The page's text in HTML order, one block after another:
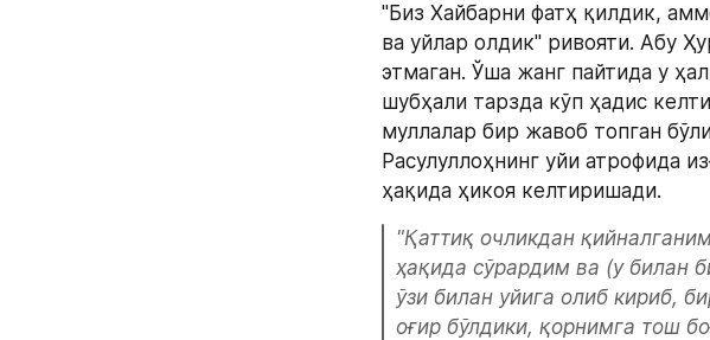
"Биз Хайбарни фатҳ қилдик,
ва уйлар олдик" ривояти. Абу
этмаган. Ўша жанг пайтида у
шубҳали тарзда кўп ҳадис
муллалар бир жавоб топган
Расулуллоҳнинг уйи атрофида
ҳақида ҳикоя келтиришади.
"Қаттиқ очликдан
ҳақида сўрардим ва (у билан
ўзи билан уйига олиб кириб,
оғир бўлдики, қорнимга тош